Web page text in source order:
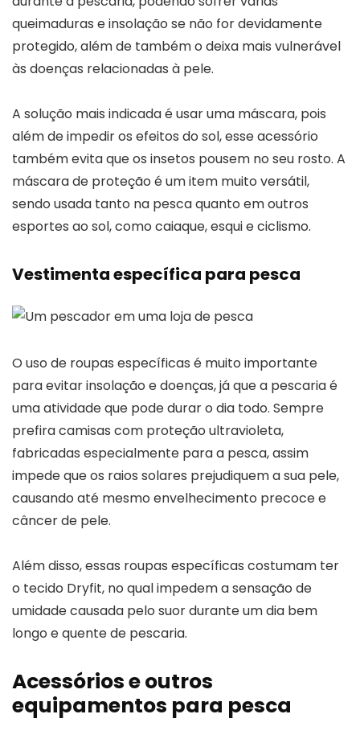
queimaduras e insolação se não for devidamente
protegido, além de também o deixa mais vulnerável
às doenças relacionadas à pele.
A solução mais indicada é usar uma máscara, pois
além de impedir os efeitos do sol, esse acessório
também evita que os insetos pousem no seu rosto. A
máscara de proteção é um item muito versátil,
sendo usada tanto na pesca quanto em outros
esportes ao sol, como caiaque, esqui e ciclismo.
Vestimenta específica para pesca
O uso de roupas específicas é muito importante
para evitar insolação e doenças, já que a pescaria é
uma atividade que pode durar o dia todo. Sempre
prefira camisas com proteção ultravioleta,
fabricadas especialmente para a pesca, assim
impede que os raios solares prejudiquem a sua pele,
causando até mesmo envelhecimento precoce e
câncer de pele.
Além disso, essas roupas específicas costumam ter
o tecido Dryfit, no qual impedem a sensação de
umidade causada pelo suor durante um dia bem
longo e quente de pescaria.
Acessórios e outros
equipamentos para pesca